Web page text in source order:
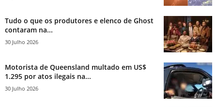
Tudo o que os produtores e elenco de Ghost
contaram na...
30 Julho 2026
Motorista de Queensland multado em US$
1.295 por atos ilegais na...
30 Julho 2026